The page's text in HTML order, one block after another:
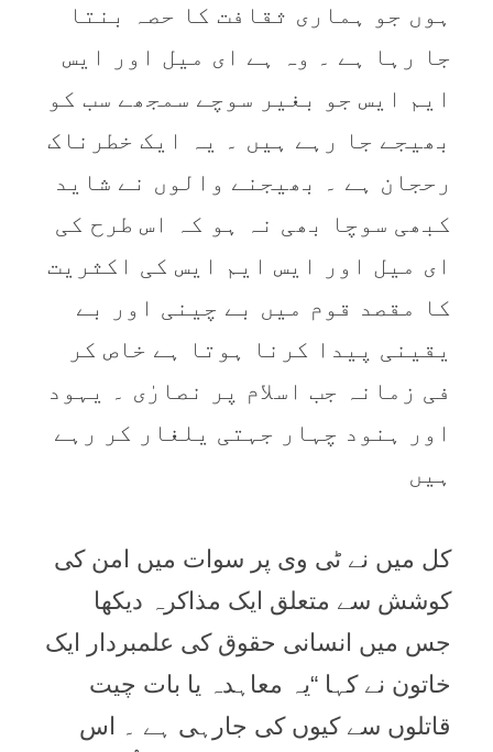
ہوں جو ہماری ثقافت کا حصہ بنتا
جا رہا ہے ۔ وہ ہے ای میل اور ایس
ایم ایس جو بغیر سوچے سمجھے سب کو
بھیجے جا رہے ہیں ۔ یہ ایک خطرناک
رحجان ہے ۔ بھیجنے والوں نے شاید
کبھی سوچا بھی نہ ہو کہ اس طرح کی
ای میل اور ایس ایم ایس کی اکثریت
کا مقصد قوم میں بے چینی اور بے
یقینی پیدا کرنا ہوتا ہے خاص کر
فی زمانہ جب اسلام پر نصارٰی ۔ یہود
اور ہنود چہار جہتی یلغار کر رہے
ہیں
کل میں نے ٹی وی پر سوات میں امن کی
کوشش سے متعلق ایک مذاکرہ دیکھا
جس میں انسانی حقوق کی علمبردار ایک
خاتون نے کہا “یہ معاہدہ یا بات چیت
قاتلوں سے کیوں کی جارہی ہے ۔ اس